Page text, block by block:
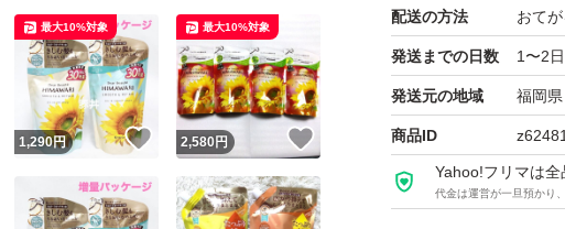
配送の方法 おてが
発送までの日数 1〜2
発送元の地域 福岡県
商品ID
Yahoo!フリマは
代金は運営が一旦預かり
いいね！
1,290円 いいね！
最大10%対象
2,580円
最大10%対象